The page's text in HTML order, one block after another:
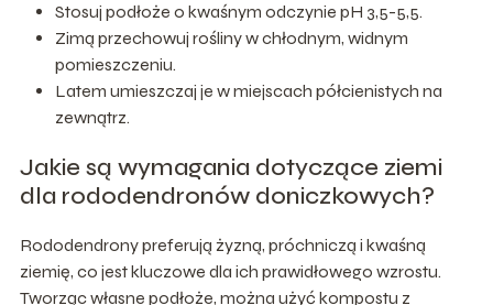
Stosuj podłoże o kwaśnym odczynie pH 3,5-5,5.
Zimą przechowuj rośliny w chłodnym, widnym
pomieszczeniu.
Latem umieszczaj je w miejscach półcienistych na
zewnątrz.
Jakie są wymagania dotyczące ziemi
dla rododendronów doniczkowych?
Rododendrony preferują żyzną, próchniczą i kwaśną
ziemię, co jest kluczowe dla ich prawidłowego wzrostu.
Tworząc własne podłoże, można użyć kompostu z